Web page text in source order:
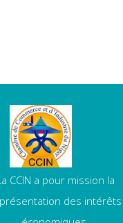
CCIN a pour mission la
des intérêts